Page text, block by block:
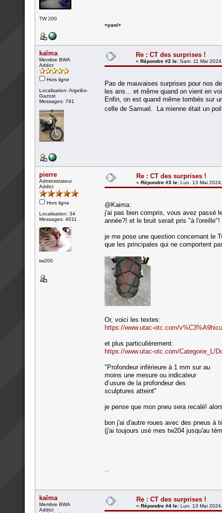
TW 200
<yan/>
kaïma
Membre BWA
Addict
Hors ligne
Localisation: Argelès-
Gazost
Messages: 791
Re : CT des surprises !
« Répondre #2 le: Sam. 11 Mai
Pas de mauvaises surprises pour nos
les ans... et même quand on vient en
Enfin, on est quand même tombés sur
celle de Samuel. La mienne était un
pierre
Administrateur
Addict
Hors ligne
Localisation: 34
Messages: 4011
tw200
Re : CT des surprises !
« Répondre #3 le: Lun. 13 Mai
@Kaima:
j'ai pas bien compris, vous avez passé
année?! et le bruit serait pris "à l'oreille"!
je me pose une question concernant le
que les principales qui ne comportent
Or, voici les textes:
https://www.utac-otc.com/
et plus particulièrement:
https://www.utac-otc.com/Categorie_L/
"Profondeur inférieure à 1 mm sur au
moins une mesure ou indicateur
d’usure de la profondeur des
sculptures atteint"
je pense que mon pneu sera recalé!
bon j'ai d'autre roues avec des pneus à
(j'ai toujours usé mes tw204 jusqu'au
kaïma
Membre BWA
Addict
Re : CT des surprises !
« Répondre #4 le: Lun. 13 Mai